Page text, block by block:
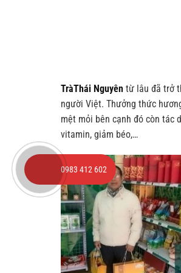
TràThái Nguyên từ lâu đã trở
người Việt. Thưởng thức
mệt mỏi bên cạnh đó còn tác
vitamin, giảm béo,…
0983 412 602